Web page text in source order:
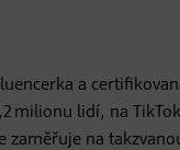
a
milionu lidí, na
zaměřuje na